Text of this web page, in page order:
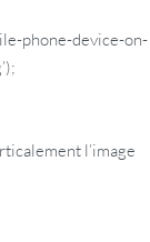
phone-device-on-
l’image